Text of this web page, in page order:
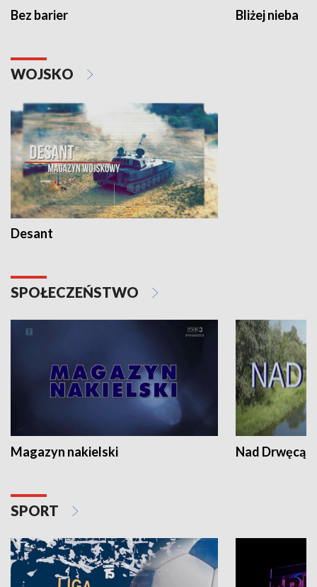
Bez barier Bliżej nieba
WOJSKO
Desant
SPOŁECZEŃSTWO
Magazyn nakielski Nad Drwęcą
SPORT